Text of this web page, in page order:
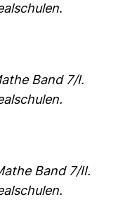
.
Band 7/I.
Band 7/II.